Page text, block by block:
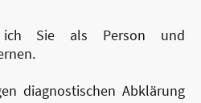
ich Sie als Person und
diagnostischen Abklärung